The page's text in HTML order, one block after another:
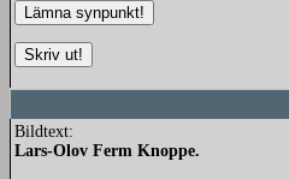
Bildtext:
Lars-Olov Ferm Knoppe.